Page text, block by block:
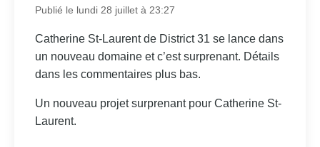
Publié le lundi 28 juillet à 23:27
Catherine St-Laurent de District 31 se lance dans
un nouveau domaine et c’est surprenant. Détails
dans les commentaires plus bas.
Un nouveau projet surprenant pour Catherine St-
Laurent.